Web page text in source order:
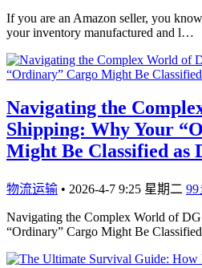
If you are an Amazon seller, you
your inventory manufactured and l…
Navigating the
Shipping: Why Your
Might Be Classified as
物流运输 • 2026-4-7 9:25 星期二 99
Navigating the Complex World of
“Ordinary” Cargo Might Be